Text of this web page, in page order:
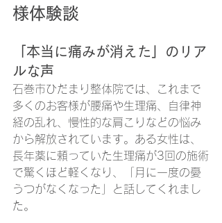
様体験談
「本当に痛みが消えた」のリア
ルな声
石巻市ひだまり整体院では、これまで
多くのお客様が腰痛や生理痛、自律神
経の乱れ、慢性的な肩こりなどの悩み
から解放されています。ある女性は、
長年薬に頼っていた生理痛が3回の施術
で驚くほど軽くなり、「月に一度の憂
うつがなくなった」と話してくれまし
た。